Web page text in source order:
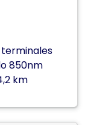
850nm
km